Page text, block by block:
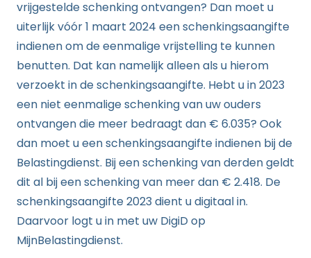
vrijgestelde schenking ontvangen? Dan moet u
uiterlijk vóór 1 maart 2024 een schenkingsaangifte
indienen om de eenmalige vrijstelling te kunnen
benutten. Dat kan namelijk alleen als u hierom
verzoekt in de schenkingsaangifte. Hebt u in 2023
een niet eenmalige schenking van uw ouders
ontvangen die meer bedraagt dan € 6.035? Ook
dan moet u een schenkingsaangifte indienen bij de
Belastingdienst. Bij een schenking van derden geldt
dit al bij een schenking van meer dan € 2.418. De
schenkingsaangifte 2023 dient u digitaal in.
Daarvoor logt u in met uw DigiD op
MijnBelastingdienst.